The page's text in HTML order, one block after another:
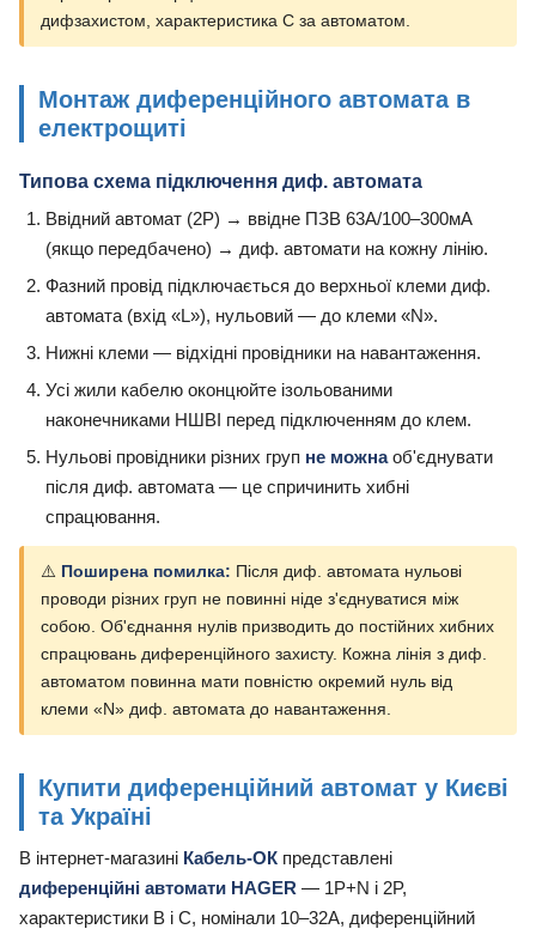
дифзахистом, характеристика C за автоматом.
Монтаж диференційного автомата в
електрощиті
Типова схема підключення диф. автомата
Ввідний автомат (2P) → ввідне ПЗВ 63А/100–300мА
(якщо передбачено) → диф. автомати на кожну лінію.
Фазний провід підключається до верхньої клеми диф.
автомата (вхід «L»), нульовий — до клеми «N».
Нижні клеми — відхідні провідники на навантаження.
Усі жили кабелю оконцюйте ізольованими
наконечниками НШВІ перед підключенням до клем.
Нульові провідники різних груп не можнаоб'єднувати
після диф. автомата — це спричинить хибні
спрацювання.
⚠️ Поширена помилка: Після диф. автомата нульові
проводи різних груп не повинні ніде з'єднуватися між
собою. Об'єднання нулів призводить до постійних хибних
спрацювань диференційного захисту. Кожна лінія з диф.
автоматом повинна мати повністю окремий нуль від
клеми «N» диф. автомата до навантаження.
Купити диференційний автомат у Києві
та Україні
В інтернет-магазині Кабель-ОК представлені
диференційні автомати HAGER — 1P+N і 2P,
характеристики B і C, номінали 10–32А, диференційний